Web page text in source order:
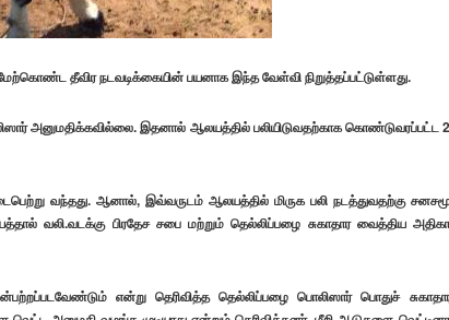
தீவிர நடவடிக்கையின் பயனாக இந்த வேள்வி நிறுத்தப்பட்டுள்ளது.
அனுமதிக்கவில்லை. இதனால் ஆலயத்தில் பலியிடுவதற்காக கொண்டுவரப்பட்ட
வந்தது. ஆனால், இவ்வருடம் ஆலயத்தில் மிருக பலி நடத்துவதற்கு
வலி.வடக்கு பிரதேச சபை மற்றும் தெல்லிப்பழை சுகாதார வைத்திய
என்று தெரிவித்த தெல்லிப்பழை பொலிஸார் பொதுச்